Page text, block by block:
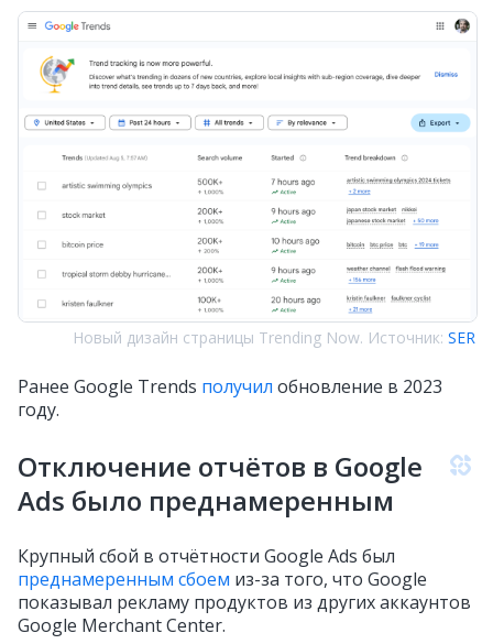
Новый дизайн страницы Trending Now. Источник: SER
Ранее Google Trends получил обновление в 2023
году.
Отключение отчётов в Google
Ads было преднамеренным
Крупный сбой в отчётности Google Ads был
преднамеренным сбоем из-за того, что Google
показывал рекламу продуктов из других аккаунтов
Google Merchant Center.